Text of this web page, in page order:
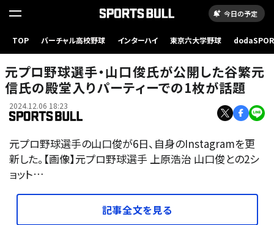
今日の予定
TOP バーチャル高校野球 インターハイ 東京六大学野球
元プロ野球選手・山口俊氏が公開した谷繁元
信氏の殿堂入りパーティーでの1枚が話題
2024.12.06 18:23
元プロ野球選手の山口俊が6日、自身のInstagramを更
新した。【画像】元プロ野球選手 上原浩治 山口俊との2シ
ョット…
記事全文を見る